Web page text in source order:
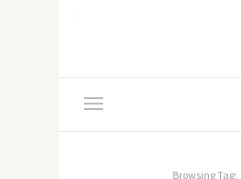
Browsing Tag: